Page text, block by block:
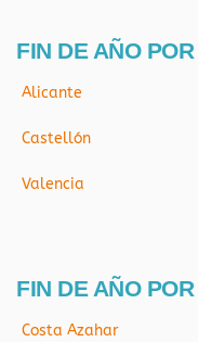
FIN DE AÑO
Alicante
Castellón
Valencia
FIN DE AÑO
Costa Azahar